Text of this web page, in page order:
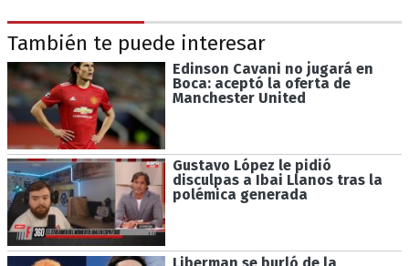
También te puede interesar
Edinson Cavani no jugará en
Boca: aceptó la oferta de
Manchester United
Gustavo López le pidió
disculpas a Ibai Llanos tras la
polémica generada